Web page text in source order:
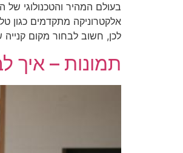
בעולם המהיר והטכנולוגי
אלקטרוניקה מתקדמים כגון
לכן, חשוב לבחור מקום
תמונות – איך